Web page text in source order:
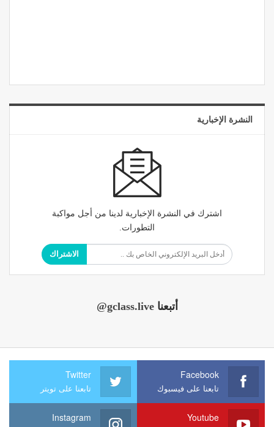
النشرة الإخبارية
اشترك في النشرة الإخبارية لدينا من أجل مواكبة
التطورات.
الاشتراك
أتبعنا@gclass.live
Facebook
تابعنا على فيسبوك
Twitter
تابعنا على تويتر
Youtube
Instagram